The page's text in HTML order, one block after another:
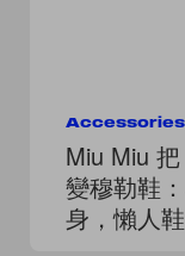
Accessories
Miu Miu
變穆勒鞋
身，懶人